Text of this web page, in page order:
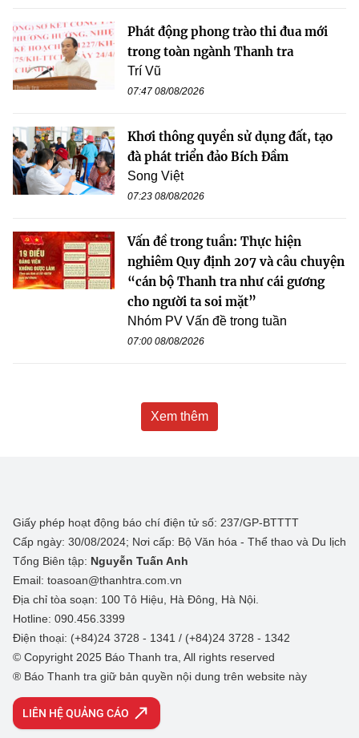
Phát động phong trào thi đua mới
trong toàn ngành Thanh tra
Trí Vũ
07:47 08/08/2026
Khơi thông quyền sử dụng đất, tạo
đà phát triển đảo Bích Đầm
Song Việt
07:23 08/08/2026
Vấn đề trong tuần: Thực hiện
nghiêm Quy định 207 và câu chuyện
“cán bộ Thanh tra như cái gương
cho người ta soi mặt”
Nhóm PV Vấn đề trong tuần
07:00 08/08/2026
Xem thêm
Giấy phép hoạt động báo chí điện tử số: 237/GP-BTTTT
Cấp ngày: 30/08/2024; Nơi cấp: Bộ Văn hóa - Thể thao và Du lịch
Tổng Biên tập: Nguyễn Tuấn Anh
Email: toasoan@thanhtra.com.vn
Địa chỉ tòa soạn: 100 Tô Hiệu, Hà Đông, Hà Nội.
Hotline: 090.456.3399
Điện thoại: (+84)24 3728 - 1341 / (+84)24 3728 - 1342
© Copyright 2025 Báo Thanh tra, All rights reserved
® Báo Thanh tra giữ bản quyền nội dung trên website này
LIÊN HỆ QUẢNG CÁO